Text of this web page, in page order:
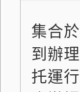
集合
到辦
托運